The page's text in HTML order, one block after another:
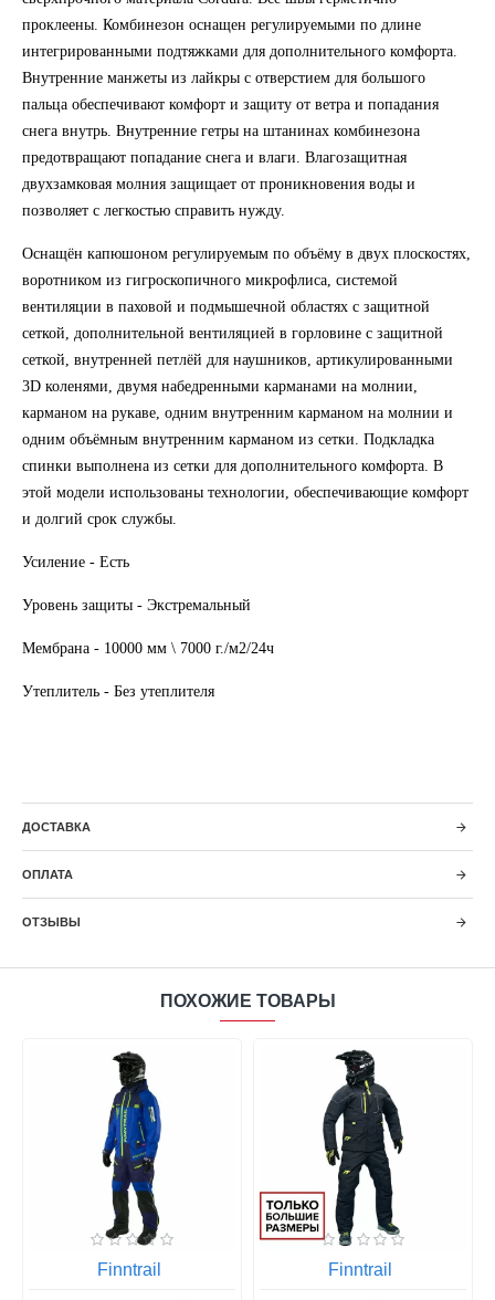
проклеены. Комбинезон оснащен регулируемыми по длине
интегрированными подтяжками для дополнительного комфорта.
Внутренние манжеты из лайкры с отверстием для большого
пальца обеспечивают комфорт и защиту от ветра и попадания
снега внутрь. Внутренние гетры на штанинах комбинезона
предотвращают попадание снега и влаги. Влагозащитная
двухзамковая молния защищает от проникновения воды и
позволяет с легкостью справить нужду.
Оснащён капюшоном регулируемым по объёму в двух плоскостях,
воротником из гигроскопичного микрофлиса, системой
вентиляции в паховой и подмышечной областях с защитной
сеткой, дополнительной вентиляцией в горловине с защитной
сеткой, внутренней петлёй для наушников, артикулированными
3D коленями, двумя набедренными карманами на молнии,
карманом на рукаве, одним внутренним карманом на молнии и
одним объёмным внутренним карманом из сетки. Подкладка
спинки выполнена из сетки для дополнительного комфорта. В
этой модели использованы технологии, обеспечивающие комфорт
и долгий срок службы.
Усиление - Есть
Уровень защиты - Экстремальный
Мембрана - 10000 мм \ 7000 г./м2/24ч
Утеплитель - Без утеплителя
ДОСТАВКА
ОПЛАТА
ОТЗЫВЫ
ПОХОЖИЕ ТОВАРЫ
Finntrail Finntrail